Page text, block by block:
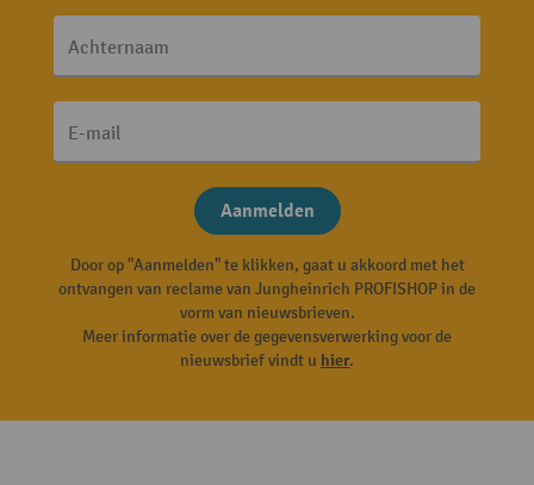
Achternaam
E-mail
Aanmelden
Door op "Aanmelden" te klikken, gaat u akkoord met het
ontvangen van reclame van Jungheinrich PROFISHOP in de
vorm van nieuwsbrieven.
Meer informatie over de gegevensverwerking voor de
nieuwsbrief vindt u hier.